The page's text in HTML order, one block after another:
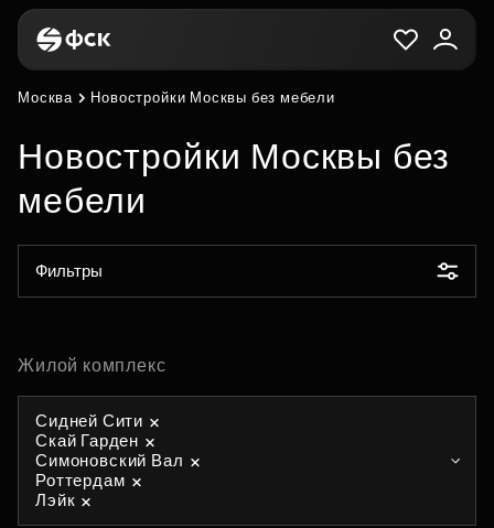
Москва Новостройки Москвы без мебели
Новостройки Москвы без
мебели
Фильтры
Жилой комплекс
Сидней Сити
Скай Гарден
Симоновский Вал
Роттердам
Лэйк